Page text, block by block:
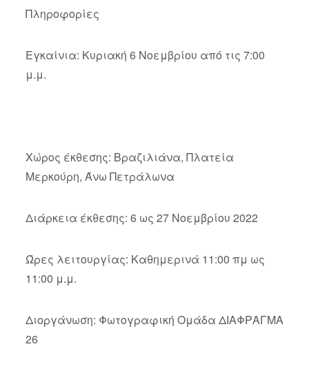
Πληροφορίες
Εγκαίνια: Κυριακή 6 Νοεμβρίου από τις 7:00
μ.μ.
Χώρος έκθεσης: Βραζιλιάνα, Πλατεία
Μερκούρη, Άνω Πετράλωνα
Διάρκεια έκθεσης: 6 ως 27 Νοεμβρίου 2022
Ώρες λειτουργίας: Καθημερινά 11:00 πμ ως
11:00 μ.μ.
Διοργάνωση: Φωτογραφική Ομάδα ΔΙΑΦΡΑΓΜΑ
26